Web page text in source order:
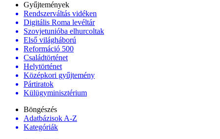
Gyűjtemények
Rendszerváltás vidéken
Digitális Roma levéltár
Szovjetunióba elhurcoltak
Első világháború
Reformáció 500
Családtörténet
Helytörténet
Középkori gyűjtemény
Pártiratok
Külügyminisztérium
Böngészés
Adatbázisok A-Z
Kategóriák